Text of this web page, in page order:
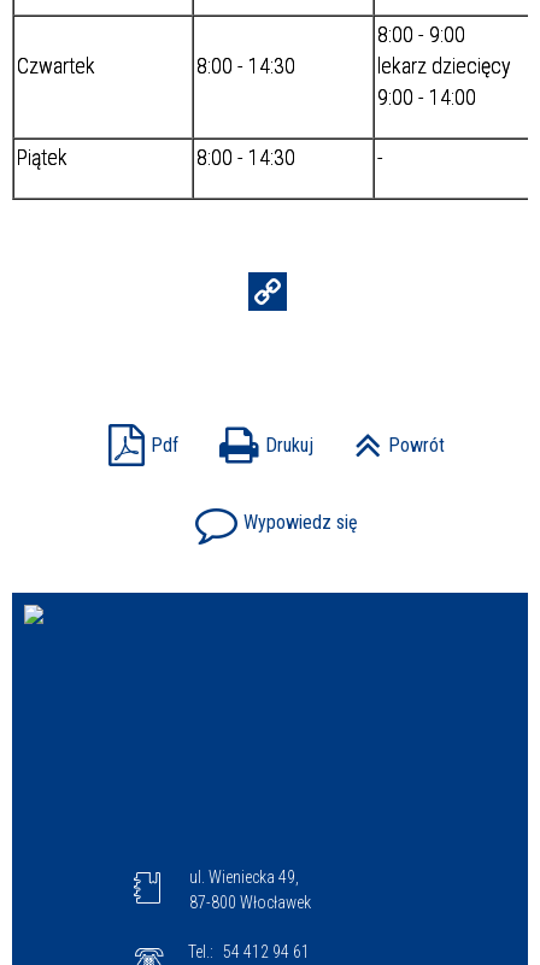
Czwartek 8:00 - 14:30
8:00 - 9:00
lekarz dziecięcy
9:00 - 14:00
Piątek 8:00 - 14:30 -
Pdf Drukuj Powrót
Wypowiedz się
ul. Wieniecka 49,
87-800 Włocławek
Tel.: 54 412 94 61